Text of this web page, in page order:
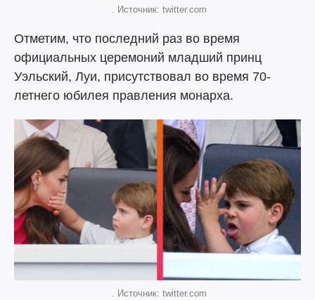
. Источник: twitter.com
Отметим, что последний раз во время
официальных церемоний младший принц
Уэльский, Луи, присутствовал во время 70-
летнего юбилея правления монарха.
. Источник: twitter.com